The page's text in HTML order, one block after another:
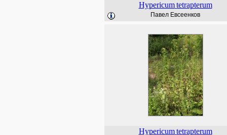
Hypericum tetrapterum
Павел Евсеенков
Hypericum tetrapterum